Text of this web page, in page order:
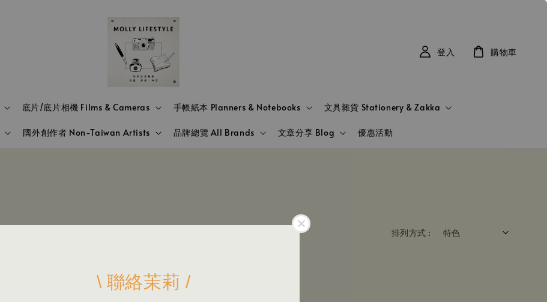
\ 聯絡茉莉 /
底片/底片相機 Films & Cameras 手帳紙本 Planners & Notebooks 文具雜貨 Stationery & Zakka
國外創作者 Non-Taiwan Artists 品牌總覽 All Brands 文章分享 Blog 優惠活動
登入 購物車
排列方式 :